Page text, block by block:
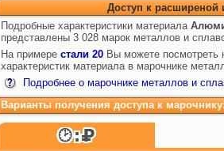
Доступ к
Подробные характеристики материала
представлены 3 028 марок металлов и
На примере стали 20 Вы можете посмотреть
характеристик материала в марочнике
Подробнее о марочнике металлов и
Варианты получения доступа к